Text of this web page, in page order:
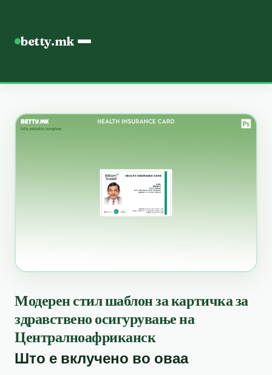
betty.mk
Модерен стил шаблон за картичка за
здравствено осигурување на
Централноафриканск
Што е вклучено во оваа